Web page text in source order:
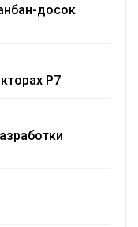
досок
Р7